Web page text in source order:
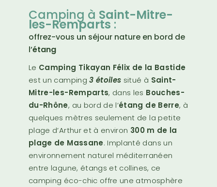
Camping à Saint-Mitre-
les-Remparts:
offrez-vous un séjour nature en bord de
l’étang
Le Camping Tikayan Félix de la Bastide
est un camping3 étoiles situé à Saint-
Mitre-les-Remparts, dans les Bouches-
du-Rhône, au bord de l’étang de Berre, à
quelques mètres seulement de la petite
plage d’Arthur et à environ 300 m de la
plage de Massane. Implanté dans un
environnement naturel méditerranéen
entre lagune, étangs et collines, ce
camping éco-chic offre une atmosphère